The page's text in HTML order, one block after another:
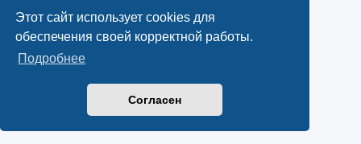
Этот сайт использует cookies для
обеспечения своей корректной работы.
Подробнее
Согласен